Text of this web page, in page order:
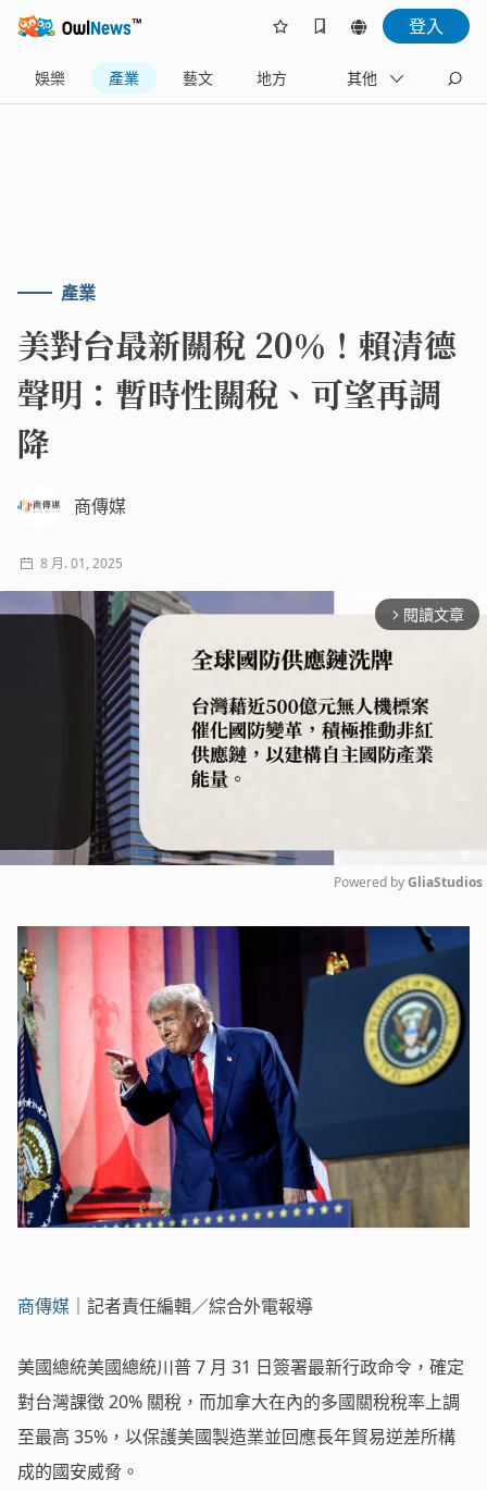
登入
娛樂 產業 藝文 地方 名家
其他
產業
美對台最新關稅 20％！賴清德
聲明：暫時性關稅、可望再調
降
商傳媒
8 月. 01, 2025
arrow_forward_ios 閱讀文章
Mute
Powered by GliaStudios
商傳媒 ｜記者責任編輯／綜合外電報導
美國總統美國總統川普 7 月 31 日簽署最新行政命令，確定
對台灣課徵 20% 關稅，而加拿大在內的多國關稅稅率上調
至最高 35%，以保護美國製造業並回應長年貿易逆差所構
成的國安威脅。